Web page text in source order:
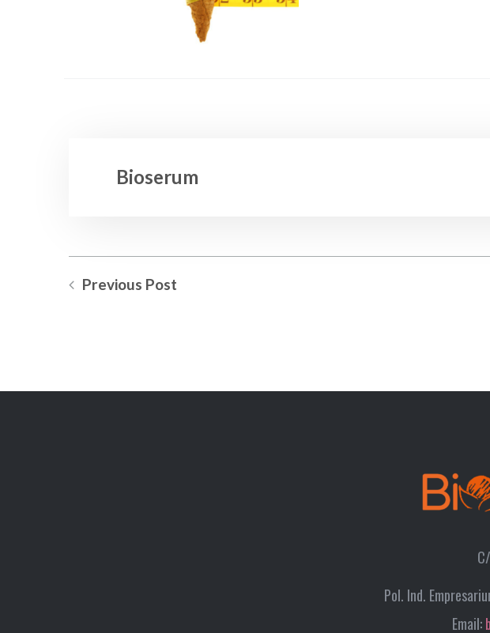
Bioserum
Previous Post
Pol. Ind.
Email: